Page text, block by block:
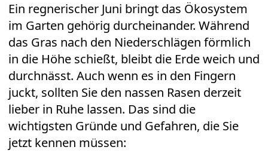
Ein regnerischer Juni bringt das Ökosystem
im Garten gehörig durcheinander. Während
das Gras nach den Niederschlägen förmlich
in die Höhe schießt, bleibt die Erde weich und
durchnässt. Auch wenn es in den Fingern
juckt, sollten Sie den nassen Rasen derzeit
lieber in Ruhe lassen. Das sind die
wichtigsten Gründe und Gefahren, die Sie
jetzt kennen müssen: